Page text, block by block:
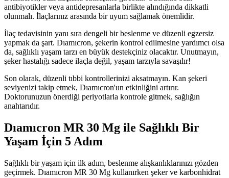
antibiyotikler veya antidepresanlarla birlikte alındığında dikkatli
olunmalı. İlaçlarınız arasında bir uyum sağlamak önemlidir.
İlaç tedavisinin yanı sıra dengeli bir beslenme ve düzenli egzersiz
yapmak da şart. Dıamıcron, şekerin kontrol edilmesine yardımcı olsa
da, sağlıklı yaşam tarzı en büyük destekçiniz olacaktır. Unutmayın,
şeker hastalığı sadece ilaçla değil, yaşam tarzıyla savaşılır!
Son olarak, düzenli tıbbi kontrollerinizi aksatmayın. Kan şekeri
seviyenizi takip etmek, Dıamıcron'un etkinliğini artırır.
Doktorunuzun önerdiği periyotlarla kontrole gitmek, sağlığın
anahtarıdır.
Dıamıcron MR 30 Mg ile Sağlıklı Bir
Yaşam İçin 5 Adım
Sağlıklı bir yaşam için ilk adım, beslenme alışkanlıklarınızı gözden
geçirmek. Dıamıcron MR 30 Mg kullanırken şeker ve karbonhidrat